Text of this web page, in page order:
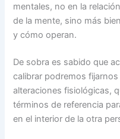
mentales, no en la
de la mente, sino más
y cómo operan.
De sobra es sabido que
calibrar podremos
alteraciones fisiológicas,
términos de referencia
en el interior de la otra